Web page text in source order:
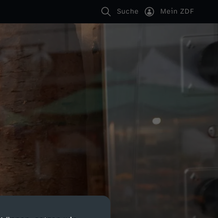
Suche Mein ZDF